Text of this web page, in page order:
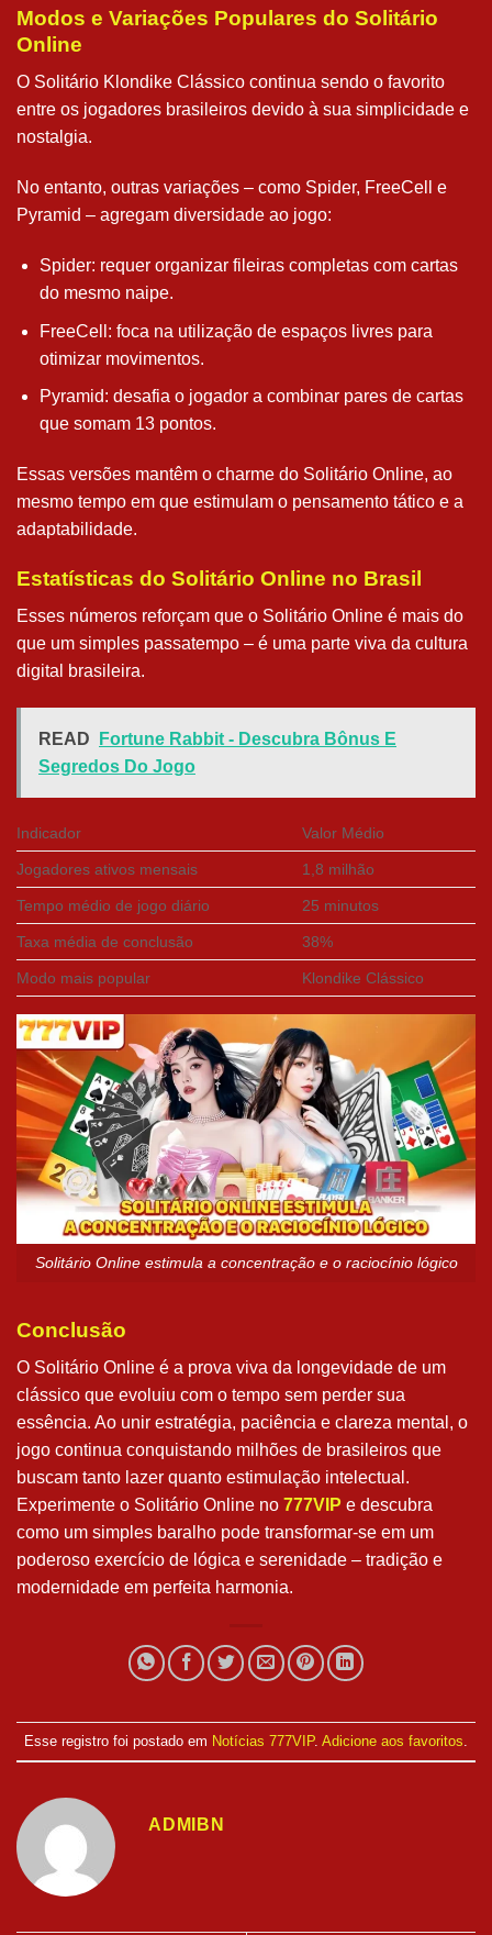
Modos e Variações Populares do Solitário
Online
O Solitário Klondike Clássico continua sendo o favorito
entre os jogadores brasileiros devido à sua simplicidade e
nostalgia.
No entanto, outras variações – como Spider, FreeCell e
Pyramid – agregam diversidade ao jogo:
Spider: requer organizar fileiras completas com cartas
do mesmo naipe.
FreeCell: foca na utilização de espaços livres para
otimizar movimentos.
Pyramid: desafia o jogador a combinar pares de cartas
que somam 13 pontos.
Essas versões mantêm o charme do Solitário Online, ao
mesmo tempo em que estimulam o pensamento tático e a
adaptabilidade.
Estatísticas do Solitário Online no Brasil
Esses números reforçam que o Solitário Online é mais do
que um simples passatempo – é uma parte viva da cultura
digital brasileira.
READ
Fortune Rabbit - Descubra Bônus E
Segredos Do Jogo
Indicador Valor Médio
Jogadores ativos mensais 1,8 milhão
Tempo médio de jogo diário 25 minutos
Taxa média de conclusão 38%
Modo mais popular Klondike Clássico
Solitário Online estimula a concentração e o raciocínio lógico
Conclusão
O Solitário Online é a prova viva da longevidade de um
clássico que evoluiu com o tempo sem perder sua
essência. Ao unir estratégia, paciência e clareza mental, o
jogo continua conquistando milhões de brasileiros que
buscam tanto lazer quanto estimulação intelectual.
Experimente o Solitário Online no 777VIP e descubra
como um simples baralho pode transformar-se em um
poderoso exercício de lógica e serenidade – tradição e
modernidade em perfeita harmonia.
Esse registro foi postado em Notícias 777VIP. Adicione aos favoritos
ADMIBN